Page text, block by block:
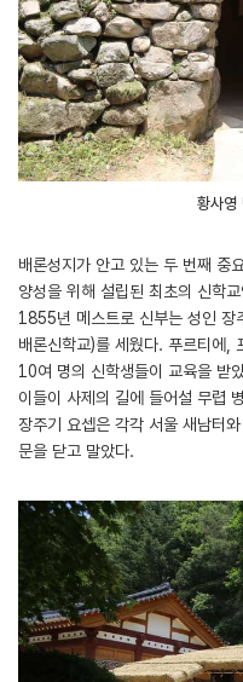
황사영
배론성지가 안고 있는 두 번째 중
양성을 위해 설립된 최초의 신학
1855년 메스트로 신부는 성인 장
배론신학교)를 세웠다. 푸르티에,
10여 명의 신학생들이 교육을 받
이들이 사제의 길에 들어설 무렵
장주기 요셉은 각각 서울 새남터
문을 닫고 말았다.